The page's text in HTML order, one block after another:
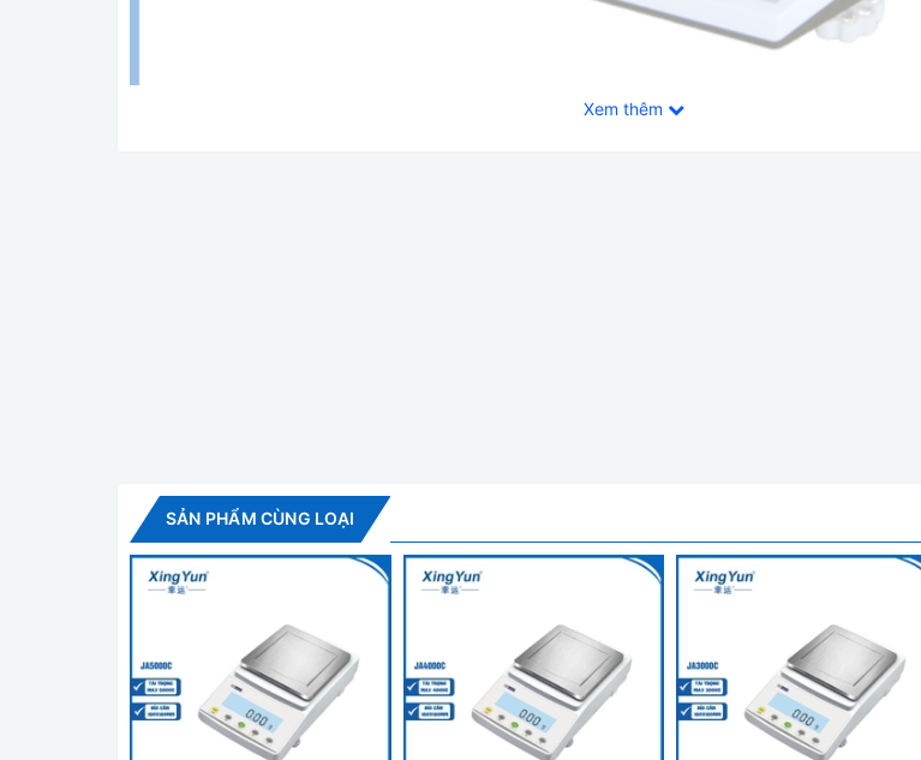
✅ Chức năng chuẩn ngoại tự động
✅ Hộp chắn gió bảo vệ
✅ 4 chân có điều chỉnh độ cân bằng
✅ Bảo vệ chống quá tải
✅ Cổng RS232 chuyền dữ liệu ra máy in, máy tính (optional)
Thông số kỹ thuật
Xem thêm
SẢN PHẨM CÙNG LOẠI